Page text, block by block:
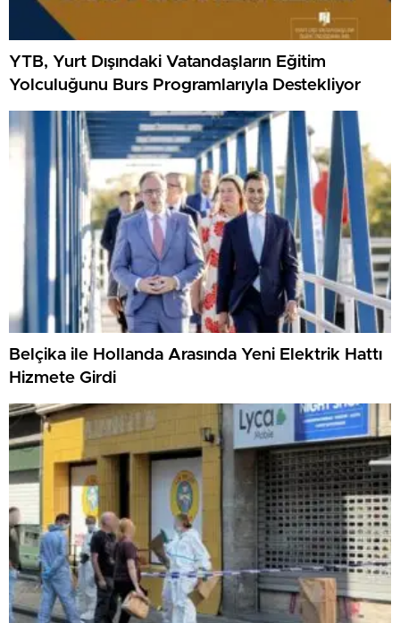
YTB, Yurt Dışındaki Vatandaşların Eğitim
Yolculuğunu Burs Programlarıyla Destekliyor
Belçika ile Hollanda Arasında Yeni Elektrik Hattı
Hizmete Girdi